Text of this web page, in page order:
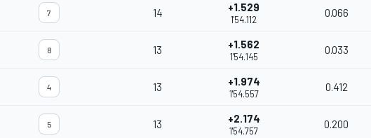
7 14 +1.529
1'54.112
0.066
8 13 +1.562
1'54.145
0.033
4 13 +1.974
1'54.557
0.412
5 13 +2.174
1'54.757
0.200